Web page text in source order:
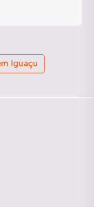
Iguaçu